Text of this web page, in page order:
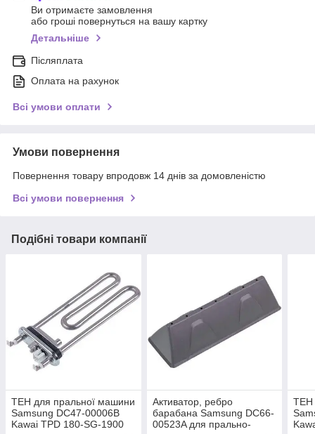
Ви отримаєте замовлення
або гроші повернуться на вашу картку
Детальніше
Післяплата
Оплата на рахунок
Всі умови оплати
Умови повернення
Повернення товару впродовж 14 днів за домовленістю
Всі умови повернення
Подібні товари компанії
ТЕН для пральної машини
Samsung DC47-00006B
Kawai TPD 180-SG-1900
Активатор, ребро
барабана Samsung DC66-
00523A для прально-
ТЕН